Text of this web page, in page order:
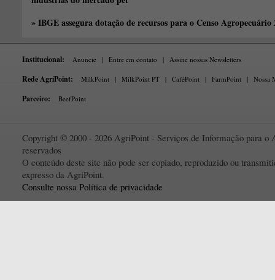
» IBGE assegura dotação de recursos para o Censo Agropecuário
Institucional: Anuncie | Entre em contato | Assine nossas Newsletters
Rede AgriPoint: MilkPoint | MilkPoint PT | CaféPoint | FarmPoint | Nossa
Parceiro: BeefPoint
Copyright © 2000 - 2026 AgriPoint - Serviços de Informação para o
reservados
O conteúdo deste site não pode ser copiado, reproduzido ou
expresso da AgriPoint.
Consulte nossa Política de privacidade